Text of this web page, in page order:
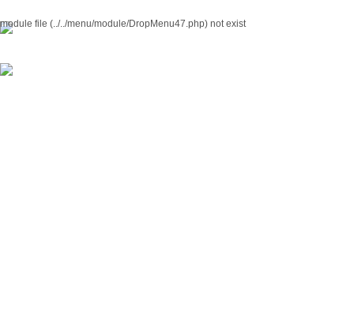
module file (../../menu/module/DropMenu47.php) not exist